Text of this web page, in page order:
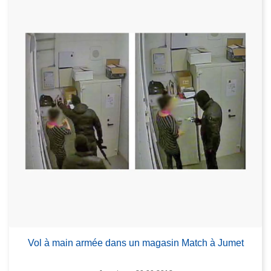
Vol à main armée dans un magasin Match à Jumet